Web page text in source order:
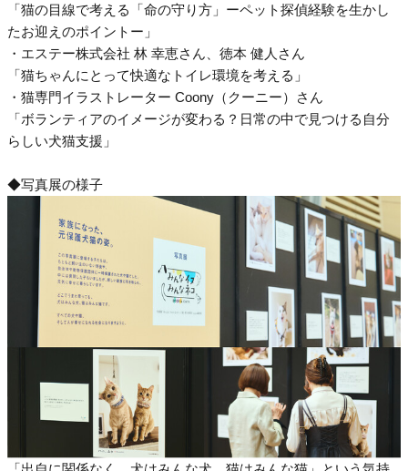
「猫の目線で考える「命の守り方」ーペット探偵経験を生かし
たお迎えのポイントー」
・エステー株式会社 林 幸恵さん、徳本 健人さん
「猫ちゃんにとって快適なトイレ環境を考える」
・猫専門イラストレーター Coony（クーニー）さん
「ボランティアのイメージが変わる？日常の中で見つける自分
らしい犬猫支援」
◆写真展の様子